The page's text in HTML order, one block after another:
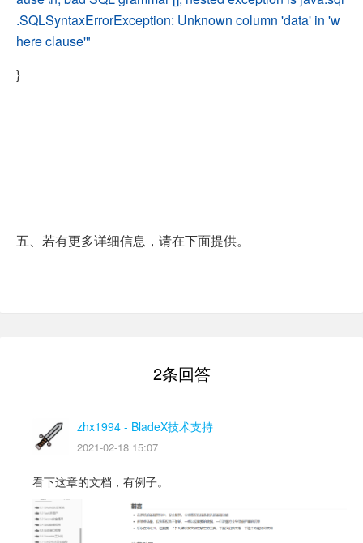
.SQLSyntaxErrorException: Unknown column 'data' in 'w
here clause'"
}
五、若有更多详细信息，请在下面提供。
2条回答
zhx1994 - BladeX技术支持
2021-02-18 15:07
看下这章的文档，有例子。